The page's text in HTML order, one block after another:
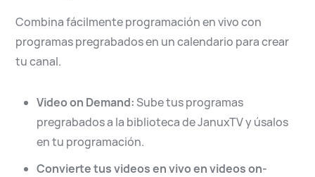
Combina fácilmente programación en vivo con
programas pregrabados en un calendario para crear
tu canal.
Video on Demand:Sube tus programas
pregrabados a la biblioteca de JanuxTV y úsalos
en tu programación.
Convierte tus videos en vivo en videos on-